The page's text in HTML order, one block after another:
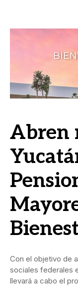
Abren
Con el objetivo de
sociales federales
llevará a cabo el